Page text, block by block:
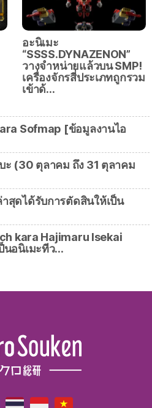
อะนิเมะ
“SSSS.DYNAZENON”
วางจำหน่ายแล้วบน SMP!
เครื่องจักรสี่ประเภทถูกรวม
เข้าด้…
Sofmap [ข้อมูลงานไอ
ะ (30 ตุลาคม ถึง 31 ตุลาคม
สุดได้รับการตัดสินให้เป็น
kara Hajimaru Isekai
นอนิเมะทีว…